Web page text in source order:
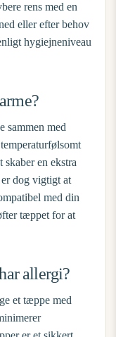
rens med en
eller efter behov
hygiejneniveau
sammen med
en ekstra
dog vigtigt at
med din
tæppet for at
allergi?
et tæppe med